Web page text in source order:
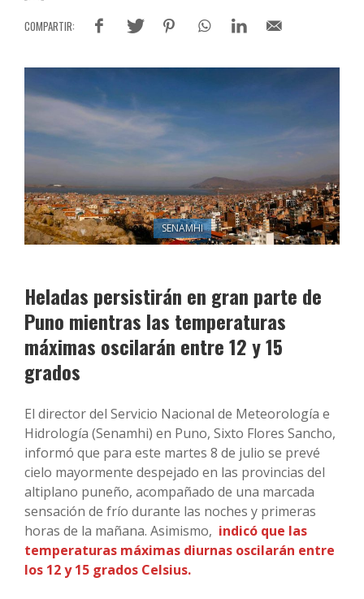
SENAMHI
Heladas persistirán en gran parte de
Puno mientras las temperaturas
máximas oscilarán entre 12 y 15
grados
El director del Servicio Nacional de Meteorología e
Hidrología (Senamhi) en Puno, Sixto Flores Sancho,
informó que para este martes 8 de julio se prevé
cielo mayormente despejado en las provincias del
altiplano puneño, acompañado de una marcada
sensación de frío durante las noches y primeras
horas de la mañana. Asimismo, indicó que las
temperaturas máximas diurnas oscilarán entre
los 12 y 15 grados Celsius.